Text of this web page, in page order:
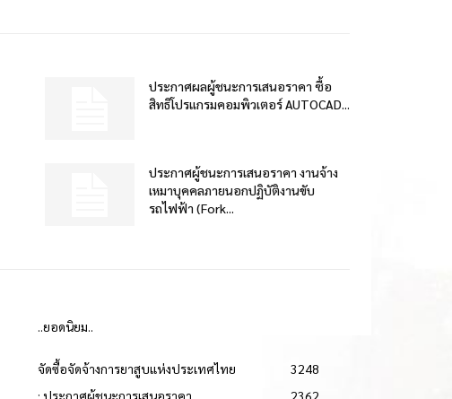
ประกาศผลผู้ชนะการเสนอราคา ซื้อ
สิทธิโปรแกรมคอมพิวเตอร์ AUTOCAD...
ประกาศผู้ชนะการเสนอราคา งานจ้าง
เหมาบุคคลภายนอกปฏิบัติงานขับ
รถไฟฟ้า (Fork...
..ยอดนิยม..
จัดซื้อจัดจ้างการยาสูบแห่งประเทศไทย
3248
: ประกาศผู้ชนะการเสนอราคา
2362